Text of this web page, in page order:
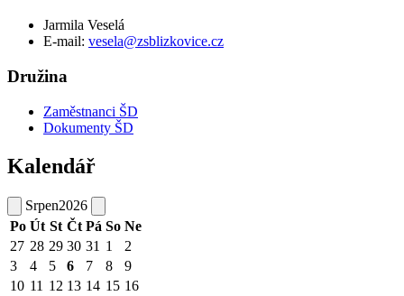
Jarmila Veselá
E-mail: vesela@zsblizkovice.cz
Družina
Zaměstnanci ŠD
Dokumenty ŠD
Kalendář
Srpen2026
Po Út St Čt Pá So Ne
27 28 29 30 31 1
2
3
4 5 6 7 8
9
10 11 12 13 14 15 16